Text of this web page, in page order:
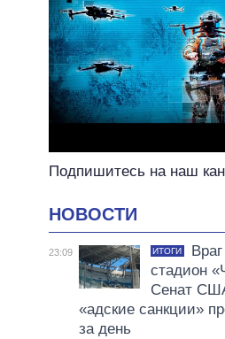
Подпишитесь на наш
НОВОСТИ
23:09 ИТОГИ
стадион
Сенат
«адские санкции»
за день